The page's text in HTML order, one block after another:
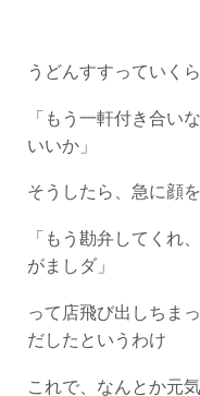
うどんすすっていく
「もう一軒付き合い
いいか」
そうしたら、急に顔
「もう勘弁してくれ
がましダ」
って店飛び出しちま
だしたというわけ
これで、なんとか元